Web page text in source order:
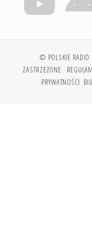
© POLSKIE RADIO
ZASTRZEŻONE.
PRYWATNOŚCI